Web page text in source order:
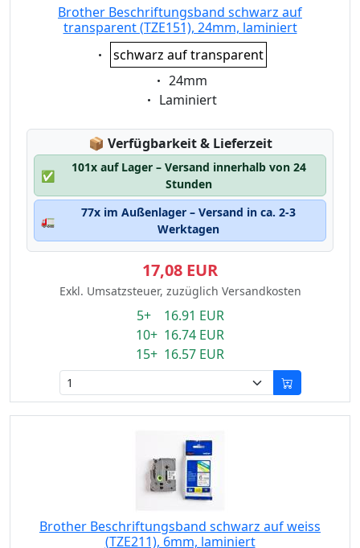
Brother Beschriftungsband schwarz auf
transparent (TZE151), 24mm, laminiert
Eigenschaft:
schwarz auf transparent
Eigenschaft:
24mm
Eigenschaft:
Laminiert
📦 Lagerstatus:
Verfügbarkeit & Lieferzeit
✅
101x auf Lager – Versand innerhalb von 24
Stunden
🚛
77x im Außenlager – Versand in ca. 2-3
Werktagen
17,08 EUR
Exkl. Umsatzsteuer, zuzüglich Versandkosten
5+ 16.91 EUR
10+ 16.74 EUR
15+ 16.57 EUR
Brother Beschriftungsband schwarz auf weiss
(TZE211), 6mm, laminiert